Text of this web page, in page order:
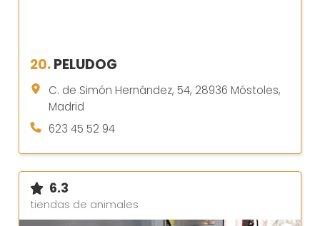
20.PELUDOG
C. de Simón Hernández, 54, 28936 Móstoles,
Madrid
623 45 52 94
6.3
tiendas de animales